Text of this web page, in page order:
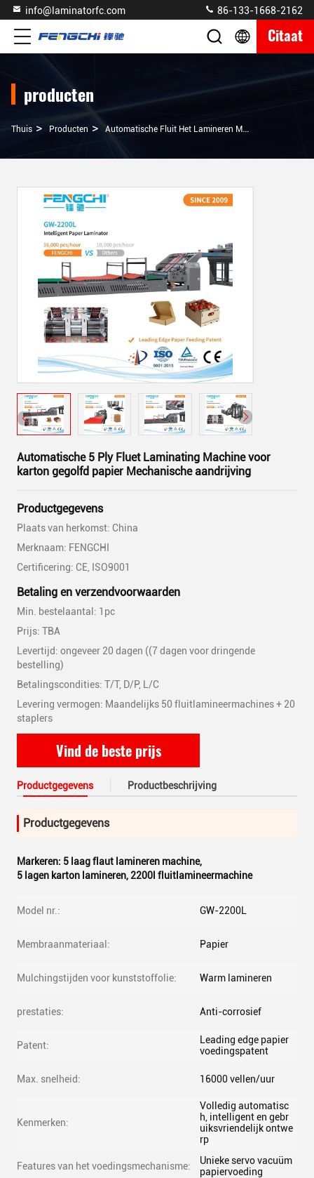
info@laminatorfc.com 86-133-1668-2162
Citaat
producten
Thuis > Producten > Automatische Fluit Het Lamineren Machine
Automatische 5 Ply Fluet Laminating Machine voor
karton gegolfd papier Mechanische aandrijving
Productgegevens
Plaats van herkomst: China
Merknaam: FENGCHI
Certificering: CE, ISO9001
Betaling en verzendvoorwaarden
Min. bestelaantal: 1pc
Prijs: TBA
Levertijd: ongeveer 20 dagen ((7 dagen voor dringende
bestelling)
Betalingscondities: T/T, D/P, L/C
Levering vermogen: Maandelijks 50 fluitlamineermachines + 20
staplers
Vind de beste prijs
Productgegevens Productbeschrijving
Productgegevens
Markeren: 5 laag flaut lamineren machine,
5 lagen karton lamineren, 2200l fluitlamineermachine
Model nr.: GW-2200L
Membraanmateriaal: Papier
Mulchingstijden voor kunststoffolie: Warm lamineren
prestaties: Anti-corrosief
Patent:
Leading edge papier
voedingspatent
Max. snelheid: 16000 vellen/uur
Kenmerken:
Volledig automatisc
h, intelligent en gebr
uiksvriendelijk ontwe
rp
Features van het voedingsmechanisme:
Unieke servo vacuüm
papiervoeding